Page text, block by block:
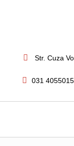
Str. Cuza
031 4055015